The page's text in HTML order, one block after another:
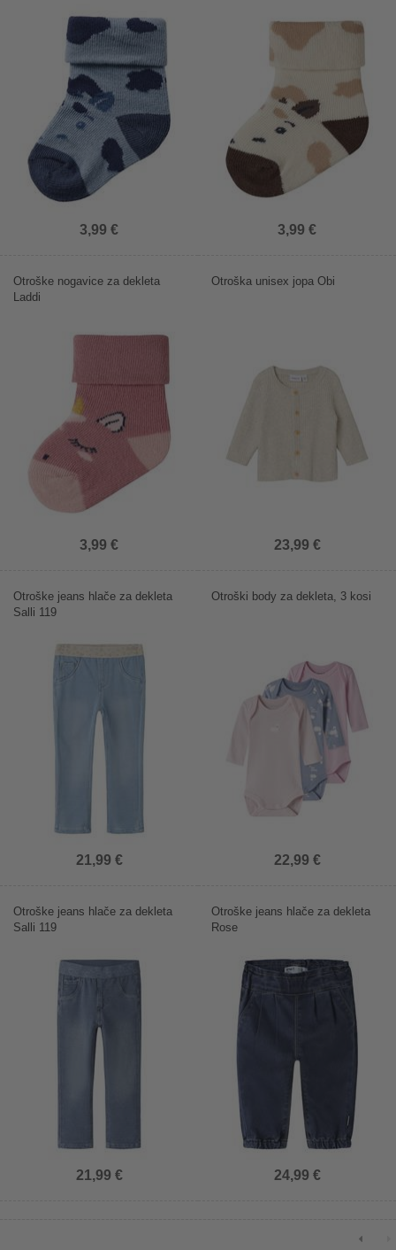
3,99 € 3,99 €
Otroške nogavice za dekleta
Laddi
3,99 €
Otroška unisex jopa Obi
23,99 €
Otroške jeans hlače za dekleta
Salli 119
21,99 €
Otroški body za dekleta, 3 kosi
22,99 €
Otroške jeans hlače za dekleta
Salli 119
21,99 €
Otroške jeans hlače za dekleta
Rose
24,99 €